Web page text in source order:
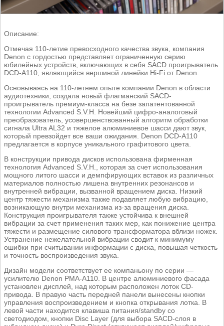
Описание:
Отмечая 110-летие превосходного качества звука, компания
Denon с гордостью представляет ограниченную серию
юбилейных устройств, включающих в себя SACD проигрыватель
DCD-A110, являющийся вершиной линейки Hi-Fi от Denon.
Основываясь на 110-летнем опыте компании Denon в области
аудиотехники, создала новый флагманский SACD-
проигрыватель премиум-класса на безе запатентованной
технологии Advanced S.V.H. Новейший цифро-аналоговый
преобразователь, усовершенствованный алгоритм обработки
сигнала Ultra AL32 и тяжелое алюминиевое шасси дают звук,
который превзойдет все ваши ожидания. Denon DCD-A110
предлагается в корпусе уникального графитового цвета.
В конструкции привода дисков использована фирменная
технология Advanced S.V.H., которая за счет использования
мощного литого шасси и демпфирующих вставок из различных
материалов полностью лишена внутренних резонансов и
внутренней вибрации, вызванной вращением диска. Низкий
центр тяжести механизма также подавляет любую вибрацию,
возникающую внутри механизма из-за вращения диска.
Конструкция проигрывателя также устойчива к внешней
вибрации за счет применения таких мер, как понижение центра
тяжести и размещение силового трансформатора вблизи ножек.
Устранение нежелательной вибрации сводит к минимуму
ошибки при считывании информации с диска, повышая четкость
и точность воспроизведения звука.
Дизайн модели соответствует ее компаньону по серии —
усилителю Denon PMA-A110. В центре алюминиевого фасада
установлен дисплей, над которым расположен лоток CD-
привода. В правую часть передней панели вынесены кнопки
управления воспроизведением и кнопка открывания лотка. В
левой части находится клавиша питания/standby со
светодиодом, кнопки Disc Layer (для выбора SACD-слоя в